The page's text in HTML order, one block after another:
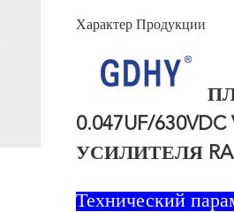
Характер Продукции
0.047UF/
УСИЛИТЕЛЯ
Технический